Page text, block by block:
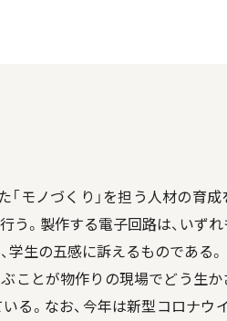
モノづくり」を担う人材の育成
。製作する電子回路は、いず
学生の五感に訴えるものである
ことが物作りの現場でどう生か
る。なお、今年は新型コロナウ